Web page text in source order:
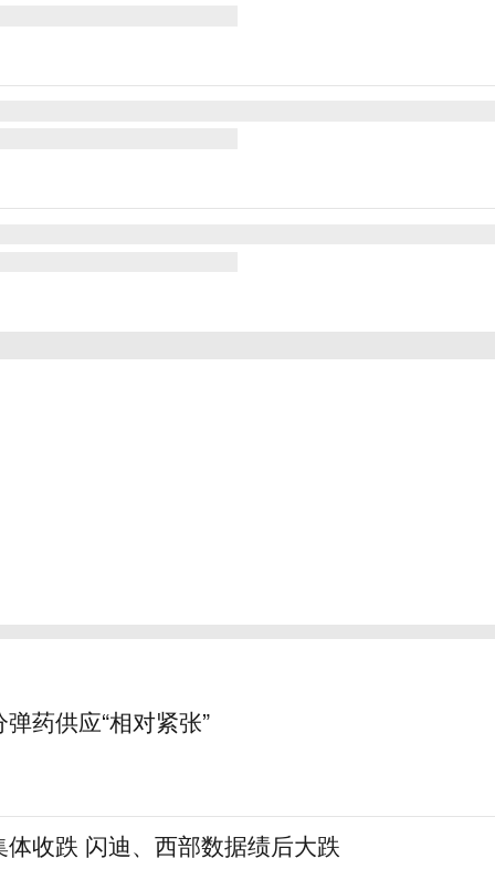
药供应“相对紧张”
收跌 闪迪、西部数据绩后大跌